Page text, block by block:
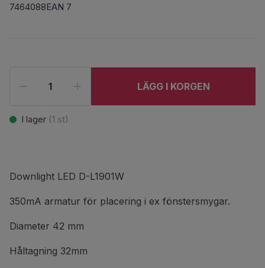
7464088EAN 7
LÄGG I KORGEN
I lager (1 st)
Downlight LED D-L1901W
350mA armatur för placering i ex fönstersmygar.
Diameter 42 mm
Håltagning 32mm